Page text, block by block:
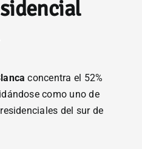
concentra el 52%
como uno de
del sur de